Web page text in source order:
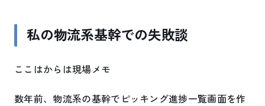
私の物流系基幹での失敗談
ここはからは現場メモ
数年前、物流系の基幹でピッキング進捗一覧画面を作